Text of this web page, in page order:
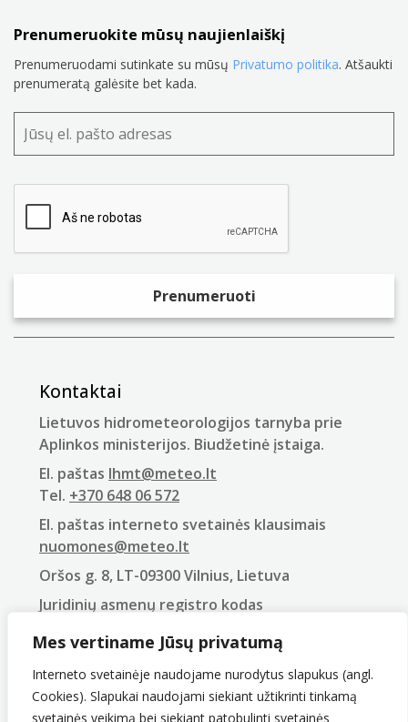
Mes vertiname Jūsų privatumą
Interneto svetainėje naudojame nurodytus slapukus (angl.
Cookies). Slapukai naudojami siekiant užtikrinti tinkamą
svetainės veikimą bei siekiant patobulinti svetainės
Prenumeruokite mūsų naujienlaiškį
Prenumeruodami sutinkate su mūsų Privatumo politika. Atšaukti
prenumeratą galėsite bet kada.
Kontaktai
Lietuvos hidrometeorologijos tarnyba prie
Aplinkos ministerijos. Biudžetinė įstaiga.
El. paštas lhmt@meteo.lt
Tel. +370 648 06 572
El. paštas interneto svetainės klausimais
nuomones@meteo.lt
Oršos g. 8, LT-09300 Vilnius, Lietuva
Juridinių asmenų registro kodas
PVM mokėtojo kodas
LT907432416